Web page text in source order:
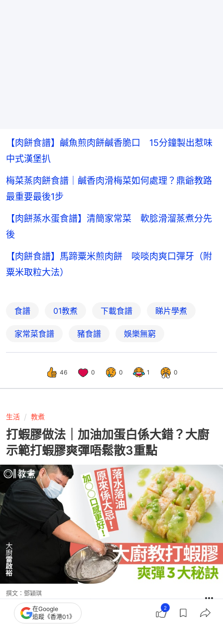
【肉餅食譜】鹹魚煎肉餅鹹香脆口 15分鐘製出惹味
中式漢堡扒
梅菜蒸肉餅食譜｜鹹香肉滑梅菜如何處理？鼎爺教路
最重要最後1步
【肉餅蒸水蛋食譜】清簡家常菜 軟腍滑溜蒸煮分先
後
【肉餅食譜】馬蹄粟米煎肉餅 啖啖肉爽口彈牙（附
粟米取粒大法）
食譜 01教煮 下載食譜 睇片學煮
家常菜食譜 豬食譜 娛樂無窮
46 0 0 1 0
生活 教煮
打蝦膠做法｜加油加蛋白係大錯？大廚
示範打蝦膠爽彈唔鬆散3重點
撰文： 鄧穎琪
出版：2026-05-18 13:28
在Google
追蹤《香港01》
2